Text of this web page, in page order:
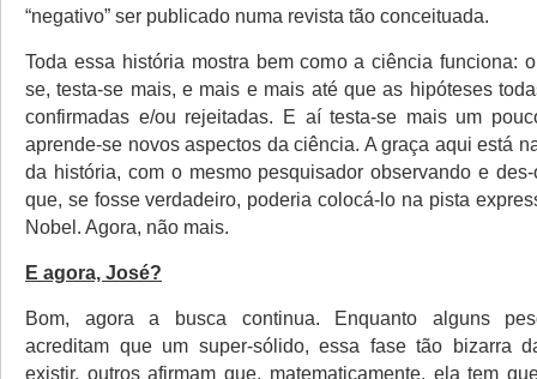
“negativo” ser publicado numa revista tão conceituada.
Toda essa história mostra bem como a ciência funciona:
se, testa-se mais, e mais e mais até que as hipóteses
confirmadas e/ou rejeitadas. E aí testa-se mais um
aprende-se novos aspectos da ciência. A graça aqui está
da história, com o mesmo pesquisador observando e
que, se fosse verdadeiro, poderia colocá-lo na pista
Nobel. Agora, não mais.
E agora, José?
Bom, agora a busca continua. Enquanto alguns
acreditam que um super-sólido, essa fase tão bizarra
existir, outros afirmam que, matematicamente, ela tem